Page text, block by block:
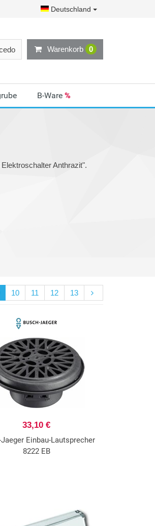
Deutschland
Warenkorb 0
B-Ware %
Anthrazit".
10 11 12 13
33,10 €
Einbau-Lautsprecher
8222 EB